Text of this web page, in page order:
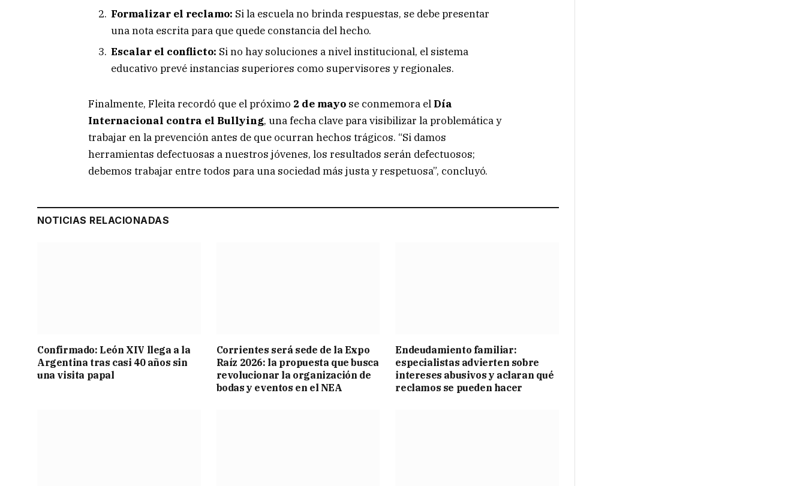
Formalizar el reclamo: Si la escuela no brinda respuestas, se debe presentar
una nota escrita para que quede constancia del hecho.
Escalar el conflicto: Si no hay soluciones a nivel institucional, el sistema
educativo prevé instancias superiores como supervisores y regionales.
Finalmente, Fleita recordó que el próximo 2 de mayo se conmemora el Día
Internacional contra el Bullying, una fecha clave para visibilizar la problemática y
trabajar en la prevención antes de que ocurran hechos trágicos. “Si damos
herramientas defectuosas a nuestros jóvenes, los resultados serán defectuosos;
debemos trabajar entre todos para una sociedad más justa y respetuosa”, concluyó.
NOTICIAS RELACIONADAS
Confirmado: León XIV llega a la
Argentina tras casi 40 años sin
una visita papal
Corrientes será sede de la Expo
Raíz 2026: la propuesta que busca
revolucionar la organización de
bodas y eventos en el NEA
Endeudamiento familiar:
especialistas advierten sobre
intereses abusivos y aclaran qué
reclamos se pueden hacer